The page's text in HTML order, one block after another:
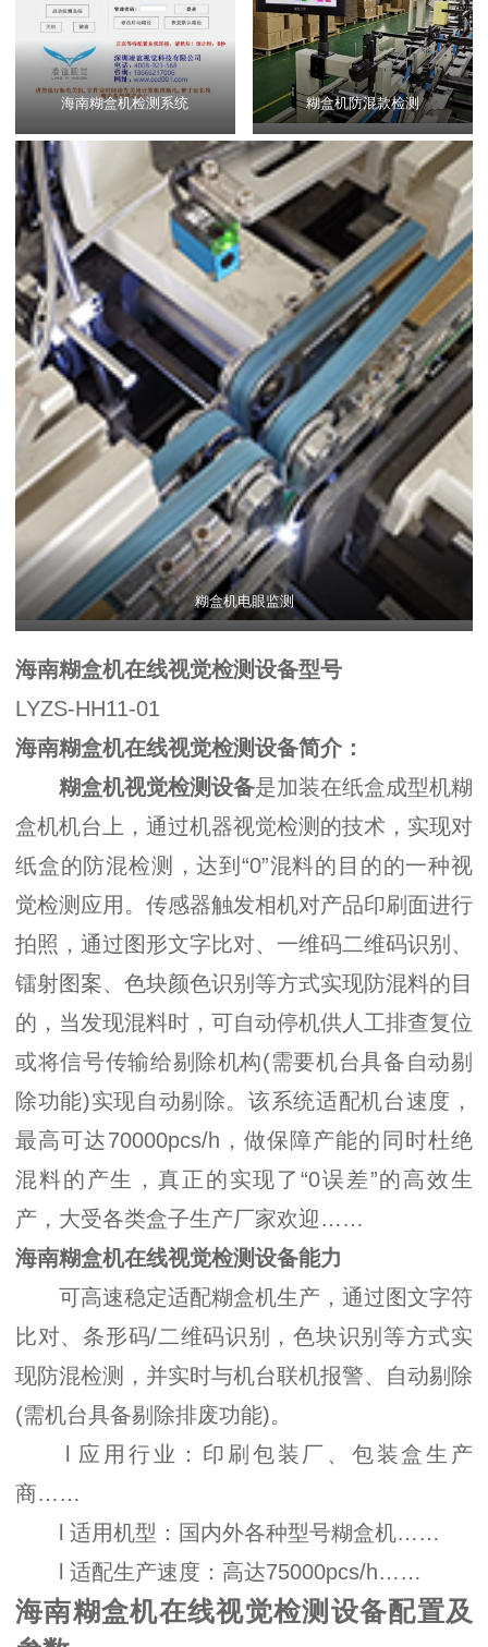
海南糊盒机检测系统 糊盒机防混款检测
糊盒机电眼监测
海南糊盒机在线视觉检测设备型号
LYZS-HH11-01
海南糊盒机在线视觉检测设备简介：
糊盒机视觉检测设备是加装在纸盒成型机糊
盒机机台上，通过机器视觉检测的技术，实现对
纸盒的防混检测，达到“0”混料的目的的一种视
觉检测应用。传感器触发相机对产品印刷面进行
拍照，通过图形文字比对、一维码二维码识别、
镭射图案、色块颜色识别等方式实现防混料的目
的，当发现混料时，可自动停机供人工排查复位
或将信号传输给剔除机构(需要机台具备自动剔
除功能)实现自动剔除。该系统适配机台速度，
最高可达70000pcs/h，做保障产能的同时杜绝
混料的产生，真正的实现了“0误差”的高效生
产，大受各类盒子生产厂家欢迎……
海南糊盒机在线视觉检测设备能力
可高速稳定适配糊盒机生产，通过图文字符
比对、条形码/二维码识别，色块识别等方式实
现防混检测，并实时与机台联机报警、自动剔除
(需机台具备剔除排废功能)。
l 应用行业：印刷包装厂、包装盒生产
商……
l 适用机型：国内外各种型号糊盒机……
l 适配生产速度：高达75000pcs/h……
海南糊盒机在线视觉检测设备配置及